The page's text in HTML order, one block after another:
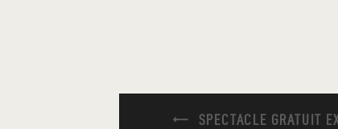
SPECTACLE GRATUIT